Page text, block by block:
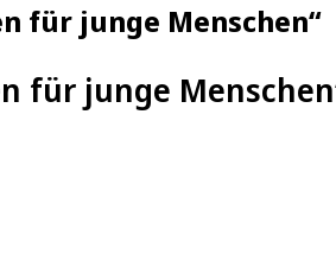
für junge Menschen“
für junge